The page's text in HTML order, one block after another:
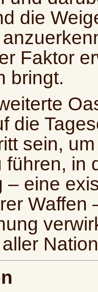
die
Faktor
bringt.
die
sein,
führen, in
– eine
Waffen